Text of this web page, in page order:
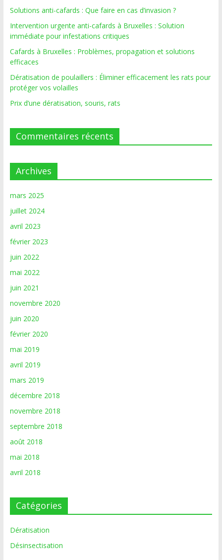
Solutions anti-cafards : Que faire en cas d’invasion ?
Intervention urgente anti-cafards à Bruxelles : Solution
immédiate pour infestations critiques
Cafards à Bruxelles : Problèmes, propagation et solutions
efficaces
Dératisation de poulaillers : Éliminer efficacement les rats pour
protéger vos volailles
Prix d’une dératisation, souris, rats
Commentaires récents
Archives
mars 2025
juillet 2024
avril 2023
février 2023
juin 2022
mai 2022
juin 2021
novembre 2020
juin 2020
février 2020
mai 2019
avril 2019
mars 2019
décembre 2018
novembre 2018
septembre 2018
août 2018
mai 2018
avril 2018
Catégories
Dératisation
Désinsectisation